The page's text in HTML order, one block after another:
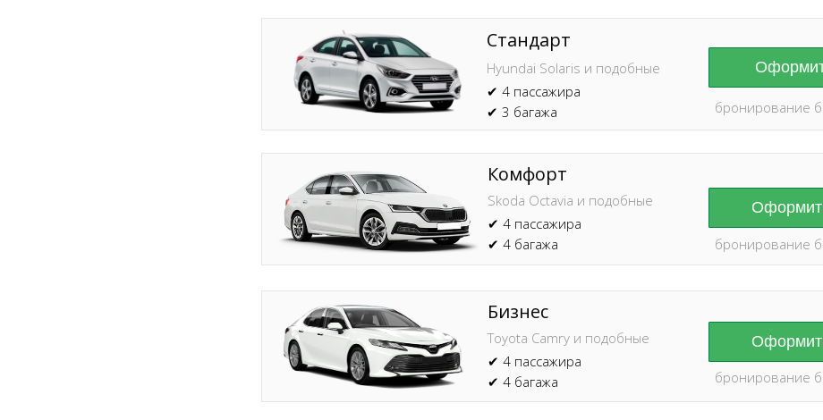
Стандарт
Hyundai Solaris и подобные
✔ 4 пассажира
✔ 3 багажа
Бизнес
Toyota Camry и подобные
✔ 4 пассажира
✔ 4 багажа
бронирование
Комфорт
Skoda Octavia и подобные
✔ 4 пассажира
✔ 4 багажа
бронирование
бронирование